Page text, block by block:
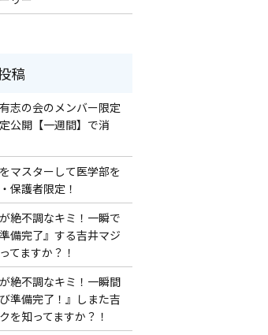
志の会のメンバー限定
公開【一週間】で消
マスターして医学部を
保護者限定！
絶不調なキミ！一瞬で
準備完了』する吉井マジ
てますか？！
絶不調なキミ！一瞬間
準備完了！』しまた吉
を知ってますか？！